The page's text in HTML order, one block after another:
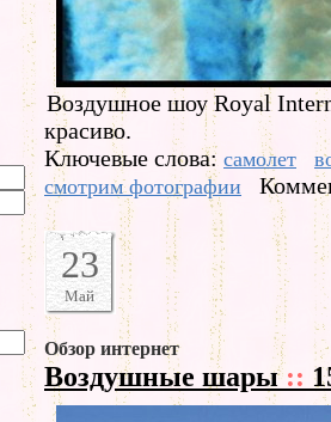
Воздушное шоу Royal
красиво.
Ключевые слова: самолет
смотрим фотографии
23
Май
Обзор интернет
Воздушные шары::